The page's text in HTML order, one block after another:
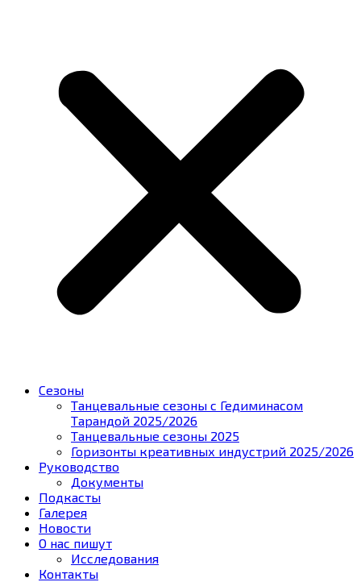
Сезоны
Танцевальные сезоны с Гедиминасом
Тарандой 2025/2026
Танцевальные сезоны 2025
Горизонты креативных индустрий 2025/2026
Руководство
Документы
Подкасты
Галерея
Новости
О нас пишут
Исследования
Контакты